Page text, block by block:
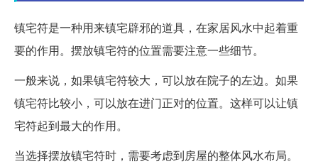
镇宅符是一种用来镇宅辟邪的道具，在家居风水中起着重
要的作用。摆放镇宅符的位置需要注意一些细节。
一般来说，如果镇宅符较大，可以放在院子的左边。如果
镇宅符比较小，可以放在进门正对的位置。这样可以让镇
宅符起到最大的作用。
当选择摆放镇宅符时，需要考虑到房屋的整体风水布局。